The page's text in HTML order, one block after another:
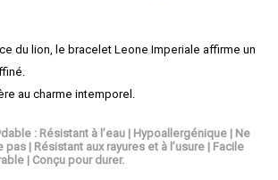
du lion, le bracelet Leone Imperiale affirme un
au charme intemporel.
: Résistant à l’eau | Hypoallergénique | Ne
| Résistant aux rayures et à l’usure | Facile
| Conçu pour durer.